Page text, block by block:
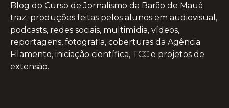
Blog do Curso de Jornalismo da Barão de Mauá
traz produções feitas pelos alunos em audiovisual,
podcasts, redes sociais, multimídia, vídeos,
reportagens, fotografia, coberturas da Agência
Filamento, iniciação científica, TCC e projetos de
extensão.